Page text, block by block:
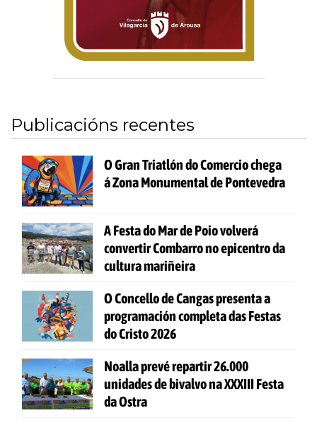
Publicacións recentes
O Gran Triatlón do Comercio chega
á Zona Monumental de Pontevedra
A Festa do Mar de Poio volverá
convertir Combarro no epicentro da
cultura mariñeira
O Concello de Cangas presenta a
programación completa das Festas
do Cristo 2026
Noalla prevé repartir 26.000
unidades de bivalvo na XXXIII Festa
da Ostra